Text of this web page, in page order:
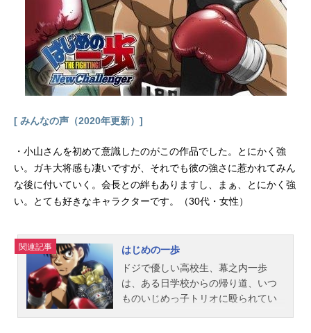
少年ジャンプ」連載）監督：米たに
ヨシトモシリーズ構成：ヤスカワシ
ョウゴキャラクターデザイン：下谷
智之音響監督：明田川仁音楽：加藤
達也アニメーション制作：J.C.STAF
F主題歌OP1：「希望の唄」ウルトラ
タワーOP2：「ライジングレインボ
ウ」...
[ みんなの声（2020年更新）]
・小山さんを初めて意識したのがこの作品でした。とにかく強
い。ガキ大将感も凄いですが、それでも彼の強さに惹かれてみん
な後に付いていく。会長との絆もありますし、まぁ、とにかく強
い。とても好きなキャラクターです。（30代・女性）
関連記事
はじめの一歩
ドジで優しい高校生、幕之内一歩
は、ある日学校からの帰り道、いつ
ものいじめっ子トリオに殴られてい